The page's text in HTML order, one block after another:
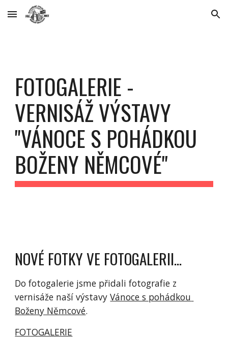
Skip to main content Skip to navigation
FOTOGALERIE -
VERNISÁŽ VÝSTAVY
"VÁNOCE S POHÁDKOU
BOŽENY NĚMCOVÉ"
NOVÉ FOTKY VE FOTOGALERII...
Do fotogalerie jsme přidali fotografie z
vernisáže naší výstavy Vánoce s pohádkou
Boženy Němcové.
FOTOGALERIE